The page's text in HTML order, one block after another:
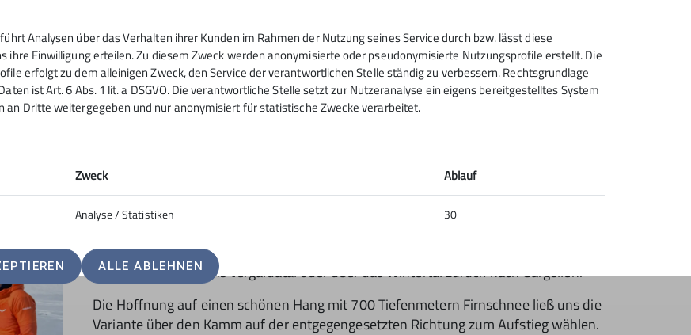
den Weltfrauentag mit einer Tour auf den Schneeberg begingen – schöne Idee. Hier
oben ließ sich gemeinsam die herrliche Bergwelt bei strahlendem Sonnenschein
genießen. Da schmeckt das Gipfelvesper.
Spaß & weniger Qual – die wir diesen Winter schon öfters erlebt hatten, versprechen.
Die Abfahrt zurück ins Vergaldatal oder über das Wintertal zurück nach Gargellen.
Die Hoffnung auf einen schönen Hang mit 700 Tiefenmetern Firnschnee ließ uns die
Variante über den Kamm auf der entgegengesetzten Richtung zum Aufstieg wählen.
Analysen über das Verhalten ihrer Kunden im Rahmen der Nutzung seines Service durch bzw. lässt diese
ihre Einwilligung erteilen. Zu diesem Zweck werden anonymisierte oder pseudonymisierte Nutzungsprofile erstellt. Die
erfolgt zu dem alleinigen Zweck, den Service der verantwortlichen Stelle ständig zu verbessern. Rechtsgrundlage
ist Art. 6 Abs. 1 lit. a DSGVO. Die verantwortliche Stelle setzt zur Nutzeranalyse ein eigens bereitgestelltes System
an Dritte weitergegeben und nur anonymisiert für statistische Zwecke verarbeitet.
Zweck Ablauf
Analyse / Statistiken 30
ALLE ABLEHNEN